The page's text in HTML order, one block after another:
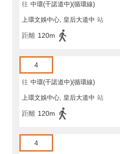
往 中環(干諾道中)(循環線)
上環文娛中心, 皇后大道中 站
距離 120m
4
往 中環(干諾道中)(循環線)
上環文娛中心, 皇后大道中 站
距離 120m
4